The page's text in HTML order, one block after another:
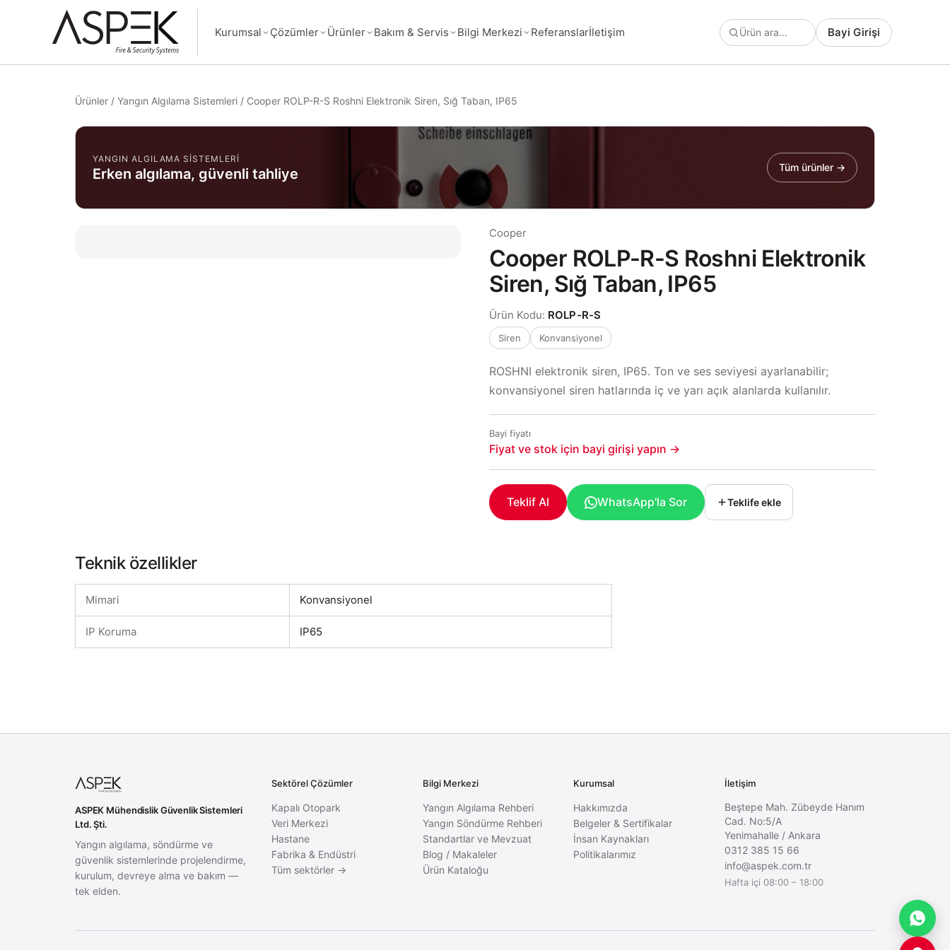
Kurumsal Çözümler Ürünler Bakım & Servis Bilgi Merkezi Referanslarİletişim Bayi Girişi
Ürünler / Yangın Algılama Sistemleri / Cooper ROLP-R-S Roshni Elektronik Siren, Sığ Taban, IP65
YANGIN ALGILAMA SISTEMLERI
Erken algılama, güvenli tahliye Tüm ürünler →
Cooper
Cooper ROLP-R-S Roshni Elektronik
Siren, Sığ Taban, IP65
Ürün Kodu: ROLP-R-S
Siren Konvansiyonel
ROSHNI elektronik siren, IP65. Ton ve ses seviyesi ayarlanabilir;
konvansiyonel siren hatlarında iç ve yarı açık alanlarda kullanılır.
Bayi fiyatı
Fiyat ve stok için bayi girişi yapın →
Teklif Al WhatsApp'la Sor Teklife ekle
Teknik özellikler
Mimari Konvansiyonel
IP Koruma IP65
ASPEK Mühendislik Güvenlik Sistemleri
Ltd. Şti.
Yangın algılama, söndürme ve
güvenlik sistemlerinde projelendirme,
kurulum, devreye alma ve bakım —
tek elden.
Sektörel Çözümler
Kapalı Otopark
Veri Merkezi
Hastane
Fabrika & Endüstri
Tüm sektörler →
Bilgi Merkezi
Yangın Algılama Rehberi
Yangın Söndürme Rehberi
Standartlar ve Mevzuat
Blog / Makaleler
Ürün Kataloğu
Kurumsal
Hakkımızda
Belgeler & Sertifikalar
İnsan Kaynakları
Politikalarımız
İletişim
Beştepe Mah. Zübeyde Hanım
Cad. No:5/A
Yenimahalle/ Ankara
0312 385 15 66
info@aspek.com.tr
Hafta içi 08:00 – 18:00